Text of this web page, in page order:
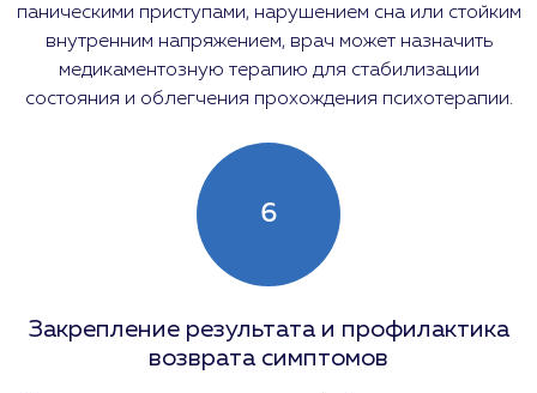
паническими приступами, нарушением сна или стойким
внутренним напряжением, врач может назначить
медикаментозную терапию для стабилизации
состояния и облегчения прохождения психотерапии.
6
Закрепление результата и профилактика
возврата симптомов